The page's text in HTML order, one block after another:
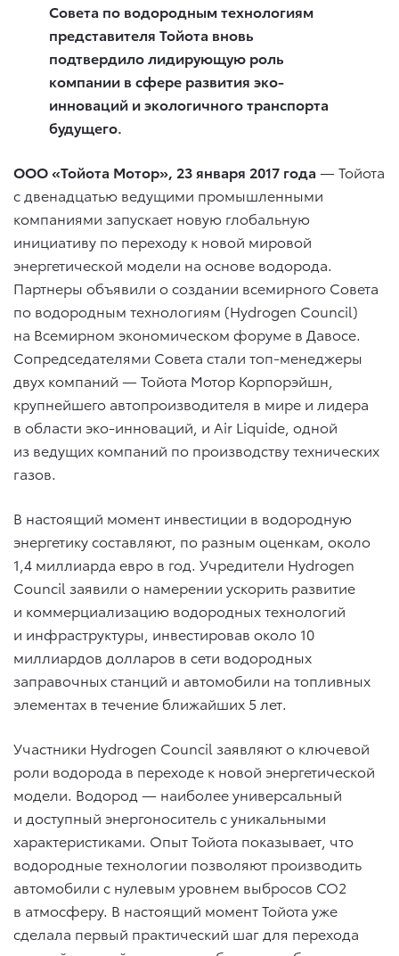
Совета по водородным технологиям
представителя Тойота вновь
подтвердило лидирующую роль
компании в сфере развития эко-
инноваций и экологичного транспорта
будущего.
ООО «Тойота Мотор», 23 января 2017 года — Тойота
с двенадцатью ведущими промышленными
компаниями запускает новую глобальную
инициативу по переходу к новой мировой
энергетической модели на основе водорода.
Партнеры объявили о создании всемирного Совета
по водородным технологиям (Hydrogen Council)
на Всемирном экономическом форуме в Давосе.
Сопредседателями Совета стали топ-менеджеры
двух компаний — Тойота Мотор Корпорэйшн,
крупнейшего автопроизводителя в мире и лидера
в области эко-инноваций, и Air Liquide, одной
из ведущих компаний по производству технических
газов.
В настоящий момент инвестиции в водородную
энергетику составляют, по разным оценкам, около
1,4 миллиарда евро в год. Учредители Hydrogen
Council заявили о намерении ускорить развитие
и коммерциализацию водородных технологий
и инфраструктуры, инвестировав около 10
миллиардов долларов в сети водородных
заправочных станций и автомобили на топливных
элементах в течение ближайших 5 лет.
Участники Hydrogen Council заявляют о ключевой
роли водорода в переходе к новой энергетической
модели. Водород — наиболее универсальный
и доступный энергоноситель с уникальными
характеристиками. Опыт Тойота показывает, что
водородные технологии позволяют производить
автомобили с нулевым уровнем выбросов CO2
в атмосферу. В настоящий момент Тойота уже
сделала первый практический шаг для перехода